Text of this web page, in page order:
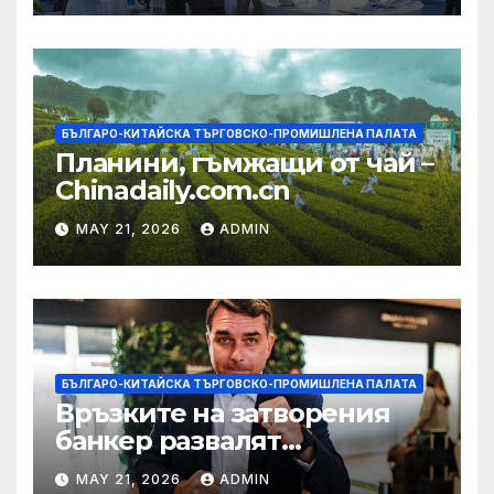
БЪЛГАРО-КИТАЙСКА ТЪРГОВСКО-ПРОМИШЛЕНА ПАЛАТА
Планини, гъмжащи от чай –
Chinadaily.com.cn
MAY 21, 2026 ADMIN
БЪЛГАРО-КИТАЙСКА ТЪРГОВСКО-ПРОМИШЛЕНА ПАЛАТА
Връзките на затворения
банкер развалят
надеждите на Флавио
MAY 21, 2026 ADMIN